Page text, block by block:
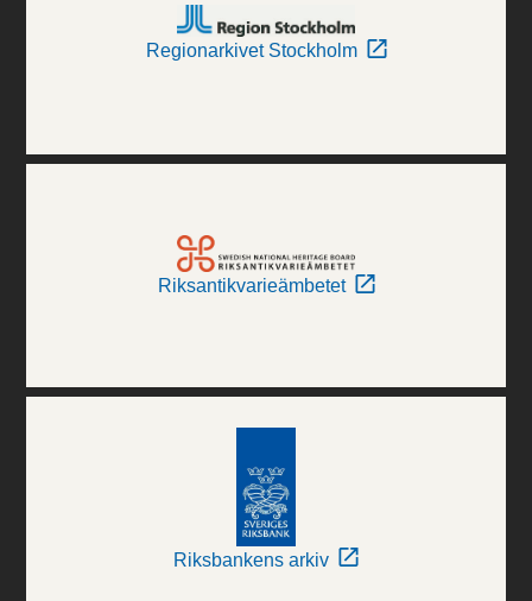
Regionarkivet Stockholm
Riksantikvarieämbetet
Riksbankens arkiv